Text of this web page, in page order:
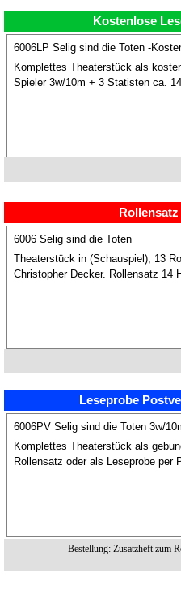
Kostenlose
6006LP Selig sind die Toten -
Komplettes Theaterstück als
Spieler 3w/10m + 3 Statisten ca.
6006 Selig sind die Toten
Theaterstück in (Schauspiel), 13
Christopher Decker. Rollensatz 14
Leseprobe
6006PV Selig sind die Toten 3w/
Komplettes Theaterstück als
Rollensatz oder als Leseprobe per
Bestellung: Zusatzheft zum